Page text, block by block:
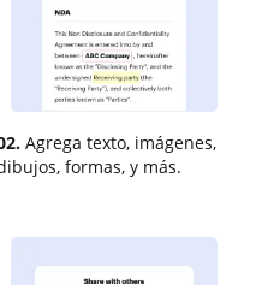
Agrega texto, imágenes,
formas, y más.